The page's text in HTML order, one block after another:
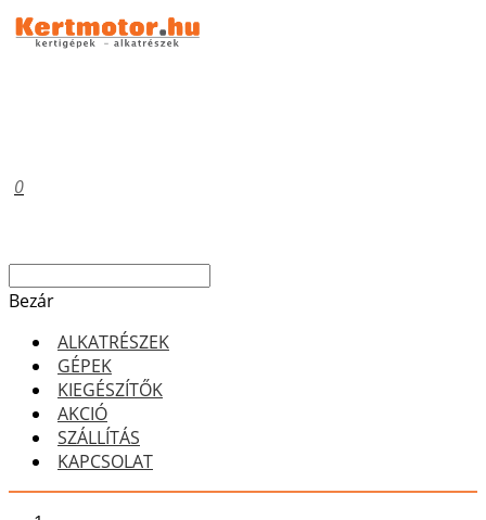
0
Bezár
ALKATRÉSZEK
GÉPEK
KIEGÉSZÍTŐK
AKCIÓ
SZÁLLÍTÁS
KAPCSOLAT